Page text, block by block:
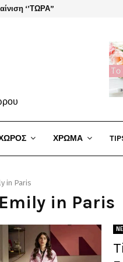
‘’ΤΩΡΑ”
ΧΡΩΜΑ
in Paris
in Paris